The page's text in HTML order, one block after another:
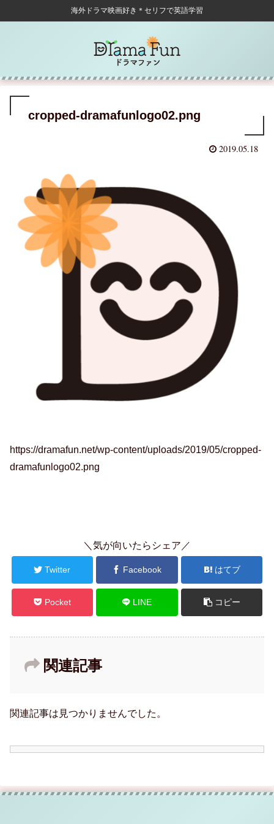
海外ドラマ映画好き＊セリフで英語学習
cropped-dramafunlogo02.png
2019.05.18
https://dramafun.net/wp-content/uploads/2019/05/cropped-
dramafunlogo02.png
＼気が向いたらシェア／
Twitter Facebook はてブ
Pocket LINE コピー
関連記事
関連記事は見つかりませんでした。